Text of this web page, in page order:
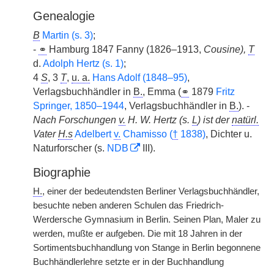
Genealogie
B Martin (s. 3);
- ⚭ Hamburg 1847 Fanny (1826–1913, Cousine), T
d. Adolph Hertz (s. 1);
4 S, 3 T, u. a. Hans Adolf (1848–95),
Verlagsbuchhändler in B., Emma (⚭ 1879 Fritz
Springer, 1850–1944, Verlagsbuchhändler in B.). -
Nach Forschungen v. H. W. Hertz (s. L) ist dernatürl.
VaterH.sAdelbertv. Chamisso († 1838), Dichter u.
Naturforscher (s. NDB III).
Biographie
H., einer der bedeutendsten Berliner Verlagsbuchhändler,
besuchte neben anderen Schulen das Friedrich-
Werdersche Gymnasium in Berlin. Seinen Plan, Maler zu
werden, mußte er aufgeben. Die mit 18 Jahren in der
Sortimentsbuchhandlung von Stange in Berlin begonnene
Buchhändlerlehre setzte er in der Buchhandlung